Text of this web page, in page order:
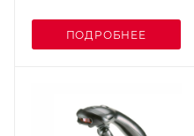
ПОДРОБНЕЕ